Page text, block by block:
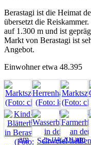
Berastagi ist die Heimat
übersetzt die
auf 1.300 m und ist
Markt von Berastagi ist
Angebot.
Einwohner etwa 48.395